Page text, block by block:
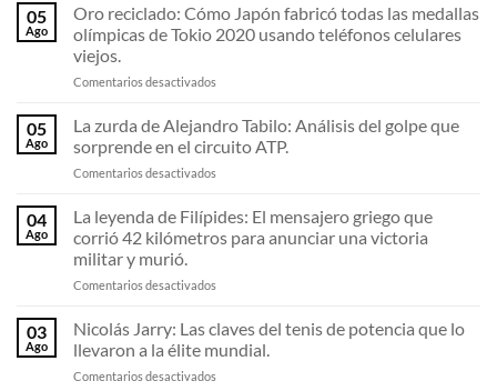
05
Ago
Oro reciclado: Cómo Japón fabricó todas las medallas
olímpicas de Tokio 2020 usando teléfonos celulares
viejos.
Comentarios desactivados
reciclado:
Cómo
Japón
fabricó
las
olímpicas
Tokio
usando
teléfonos
viejos.
05
Ago
La zurda de Alejandro Tabilo: Análisis del golpe que
sorprende en el circuito ATP.
Comentarios desactivados
zurda
de
Alejandro
Análisis
golpe
sorprende
en
04
Ago
La leyenda de Filípides: El mensajero griego que
corrió 42 kilómetros para anunciar una victoria
militar y murió.
Comentarios desactivados
leyenda
de
Filípides:
El
03
Ago
Nicolás Jarry: Las claves del tenis de potencia que lo
llevaron a la élite mundial.
Comentarios desactivados